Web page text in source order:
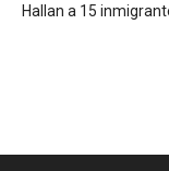
Hallan a 15